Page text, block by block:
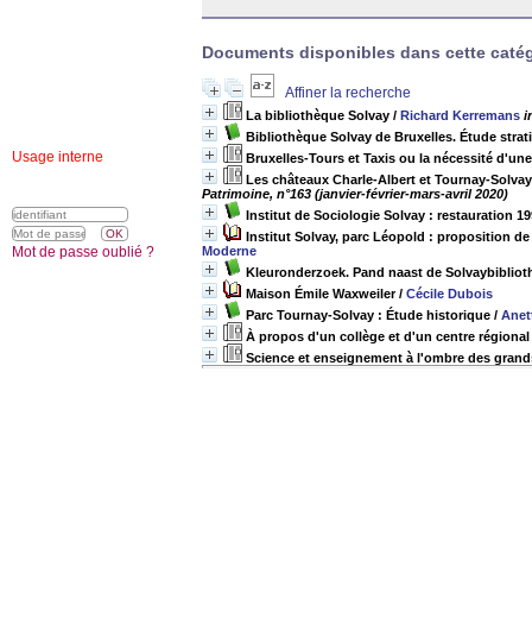
Documents disponibles dans cette
Affiner la recherche
La bibliothèque Solvay / Richard Kerremans
Bibliothèque Solvay de Bruxelles. Étude
Bruxelles-Tours et Taxis ou la nécessité
Les châteaux Charle-Albert et Tournay-
Patrimoine, n°163 (janvier-février-mars-avril 2020)
Institut de Sociologie Solvay : restauration
Institut Solvay, parc Léopold : proposition
Moderne
Kleuronderzoek. Pand naast de
Maison Émile Waxweiler/ Cécile Dubois
Parc Tournay-Solvay : Étude historique /
À propos d'un collège et d'un centre
Science et enseignement à l'ombre des
Usage interne
Mot de passe oublié ?